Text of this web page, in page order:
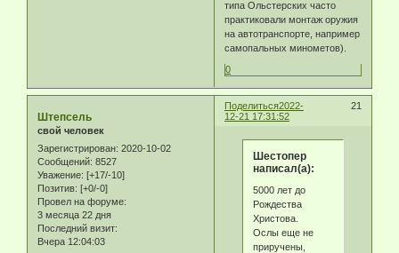
типа Ольстерских часто
практиковали монтаж оружия
на автотранспорте, например
самопальных минометов).
0
Поделиться 21
2022-
12-21 17:31:52
Штепсель
свой человек
Зарегистрирован: 2020-10-02
Сообщений: 8527
Уважение: [+17/-10]
Позитив: [+0/-0]
Провел на форуме:
3 месяца 22 дня
Последний визит:
Вчера 12:04:03
Шестопер
написал(а):
5000 лет до
Рождества
Христова.
Ослы еще не
приручены,